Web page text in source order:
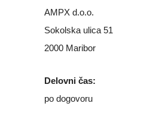
AMPX d.o.o.
Sokolska ulica 51
2000 Maribor
Delovni čas:
po dogovoru